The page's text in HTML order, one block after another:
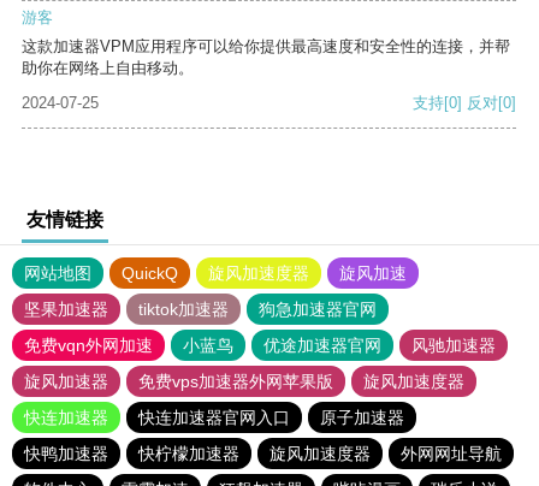
游客
这款加速器VPM应用程序可以给你提供最高速度和安全性的连接，并帮
助你在网络上自由移动。
2024-07-25
支持[0] 反对[0]
友情链接
网站地图 QuickQ 旋风加速度器
旋风加速
坚果加速器
tiktok加速器
狗急加速器官网
免费vqn外网加速
小蓝鸟 优途加速器官网
风驰加速器
旋风加速器
免费vps加速器外网苹果版
旋风加速度器
快连加速器
快连加速器官网入口
原子加速器
快鸭加速器
快柠檬加速器 旋风加速度器
外网网址导航